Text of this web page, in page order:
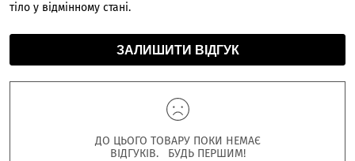
тіло у відмінному стані.
ЗАЛИШИТИ ВІДГУК
ДО ЦЬОГО ТОВАРУ ПОКИ НЕМАЄ
ВІДГУКІВ. БУДЬ ПЕРШИМ!